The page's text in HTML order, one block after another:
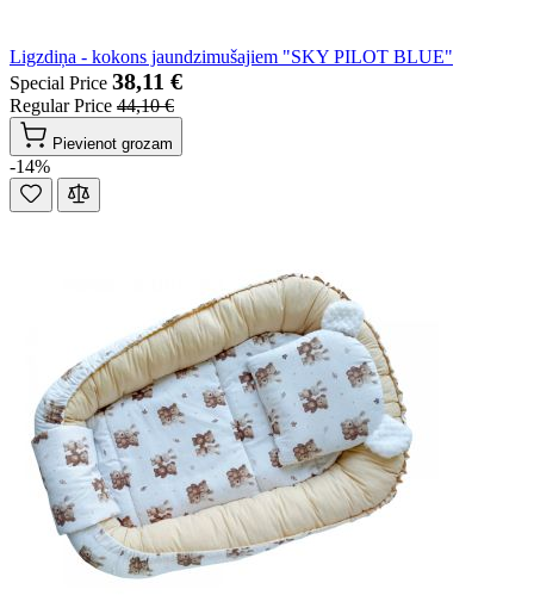
Ligzdiņa - kokons jaundzimušajiem "SKY PILOT BLUE"
Special Price 38,11 €
Regular Price 44,10 €
Pievienot grozam
-14%